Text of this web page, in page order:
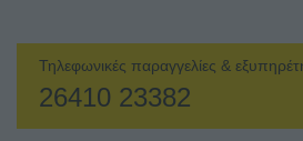
Τηλεφωνικές παραγγελίες &
26410 23382